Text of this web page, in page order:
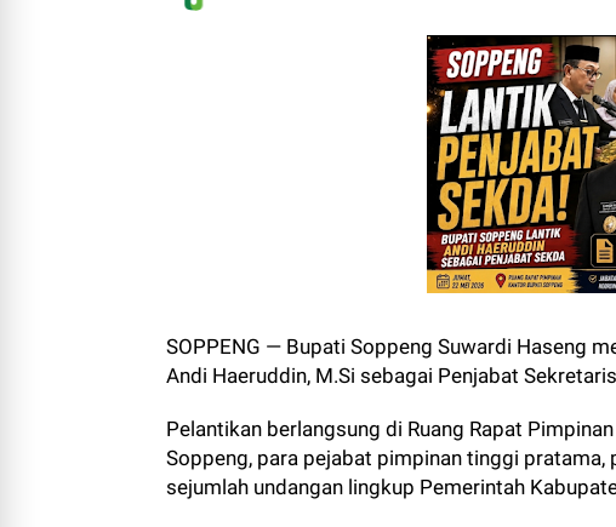
SOPPENG — Bupati Soppeng Suwardi Haseng
Andi Haeruddin, M.Si sebagai Penjabat
Pelantikan berlangsung di Ruang Rapat
Soppeng, para pejabat pimpinan tinggi
sejumlah undangan lingkup Pemerintah